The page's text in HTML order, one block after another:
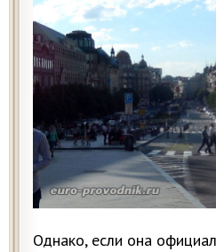
Однако, если она